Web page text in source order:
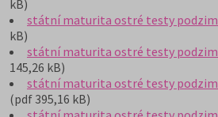
kB)
státní maturita ostré testy podzim
kB)
státní maturita ostré testy podzim
145,26 kB)
státní maturita ostré testy podzim
(pdf 395,16 kB)